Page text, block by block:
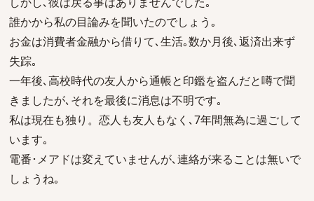
誰かから私の目論みを聞いたのでしょう｡
お金は消費者金融から借りて､生活｡数か月後､返済出来ず
失踪｡
一年後､高校時代の友人から通帳と印鑑を盗んだと噂で聞
きましたが､それを最後に消息は不明です｡
私は現在も独り。恋人も友人もなく､7年間無為に過ごして
います｡
電番･メアドは変えていませんが､連絡が来ることは無いで
しょうね｡